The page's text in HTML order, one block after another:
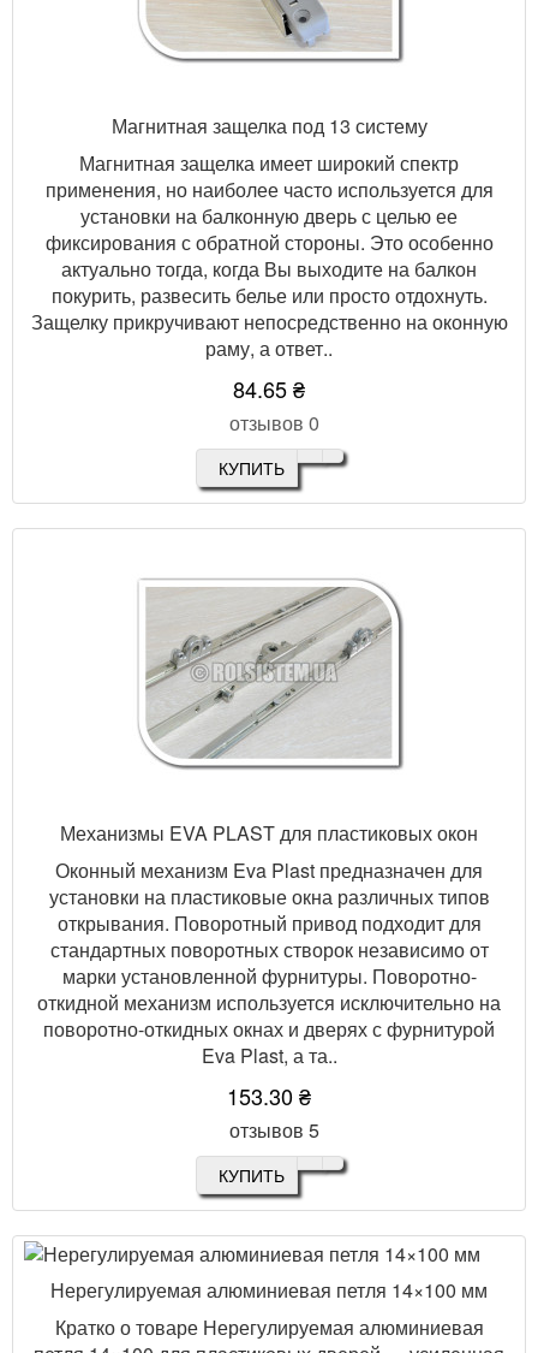
Магнитная защелка под 13 систему
Магнитная защелка имеет широкий спектр
применения, но наиболее часто используется для
установки на балконную дверь с целью ее
фиксирования с обратной стороны. Это особенно
актуально тогда, когда Вы выходите на балкон
покурить, развесить белье или просто отдохнуть.
Защелку прикручивают непосредственно на оконную
раму, а ответ..
84.65 ₴
отзывов 0
КУПИТЬ
Механизмы EVA PLAST для пластиковых окон
Оконный механизм Eva Plast предназначен для
установки на пластиковые окна различных типов
открывания. Поворотный привод подходит для
стандартных поворотных створок независимо от
марки установленной фурнитуры. Поворотно-
откидной механизм используется исключительно на
поворотно-откидных окнах и дверях с фурнитурой
Eva Plast, а та..
153.30 ₴
отзывов 5
КУПИТЬ
Нерегулируемая алюминиевая петля 14×100 мм
Кратко о товаре Нерегулируемая алюминиевая